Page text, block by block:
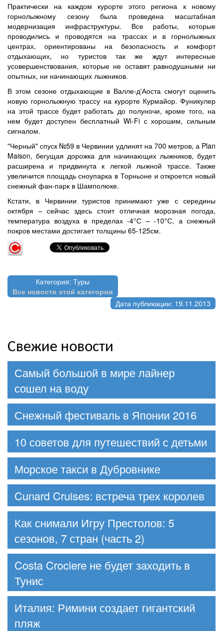
Практически на каждом курорте этого региона к новому
горнолыжному сезону была проведена масштабная
модернизация инфраструктуры. Все работы, которые
проводились и проводятся на трассах и в горнолыжных
центрах, ориентированы на безопасность и комфорт
отдыхающих, но туристов так же ждут интересные
усовершенствования, которые не оставят равнодушными ни
опытных, ни начинающих лыжников.
В этом сезоне отдыхающие в Валле-д'Аоста смогут оценить
новую горнолыжную трассу на курорте Курмайор. Фуникулер
на этой трассе будет работать до полуночи, кроме того, на
нем будет доступен бесплатный Wi-Fi с хорошим, сильным
сигналом.
"Черный" спуск №59 в Червинии удлинят на 700 метров, а Plan
Maison, бегущая дорожка для начинающих лыжников, будет
расширена и придвинута к легкой лыжной трассе. Также
увеличится площадь сноупарка в Торньоне и откроется новый
снежный фан-парк в Шамполюке.
Кстати, в Червинии туристов принимают уже с середины
октября – сейчас здесь стоит отличная морозная погода,
температура воздуха в пределах -4°С – -10°С, а снежный
покров местами достигает толщины 65-125см.
Категория: Туры
Все новости этой категории
Дата публикации: 19.11.2013
Свежие новости
Самый большой в мире лайнер
сошел на воду
Снежный фестиваль в Японии 2016
10 советов для путешествий с детьми
Морское такси в Дубровнике
Cunard Cruises: встреча трех королев
Как снимали Игру Престолов: 5
сезонов, 7 стран (часть 2)
Costa Crociere не будет заходить в
Тунис
Италия: Римини создает гигантский
пляж